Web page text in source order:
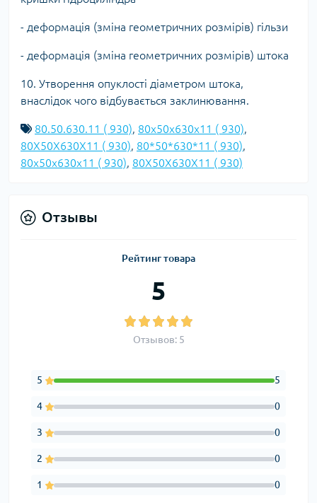
- деформація (зміна геометричних розмірів) гільзи
- деформація (зміна геометричних розмірів) штока
10. Утворення опуклості діаметром штока,
внаслідок чого відбувається заклинювання.
80.50.630.11 ( 930), 80x50x630x11 ( 930),
80X50X630X11 ( 930), 80*50*630*11 ( 930),
80х50х630х11 ( 930), 80Х50Х630Х11 ( 930)
Отзывы
Рейтинг товара
5
Отзывов: 5
5 5
4 0
3 0
2 0
1 0